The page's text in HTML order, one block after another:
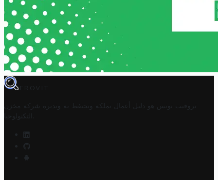
TROVIT
تروفيت تونس هو دليل أعمال تملكه وتحتفظ به وتديره
شركة مخزن
التكنولوجيا